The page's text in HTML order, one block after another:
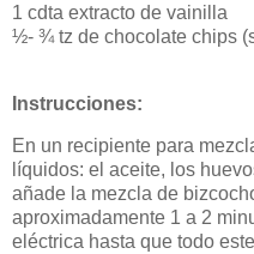
1 cdta extracto de vainilla
½- ¾ tz de chocolate chips
Instrucciones:
En un recipiente para
líquidos: el aceite, los
añade la mezcla de
aproximadamente 1 a 2
eléctrica hasta que todo